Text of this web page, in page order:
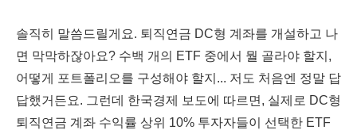
솔직히 말씀드릴게요. 퇴직연금 DC형 계좌를 개설하고 나
면 막막하잖아요? 수백 개의 ETF 중에서 뭘 골라야 할지,
어떻게 포트폴리오를 구성해야 할지... 저도 처음엔 정말 답
답했거든요. 그런데 한국경제 보도에 따르면, 실제로 DC형
퇴직연금 계좌 수익률 상위 10% 투자자들이 선택한 ETF